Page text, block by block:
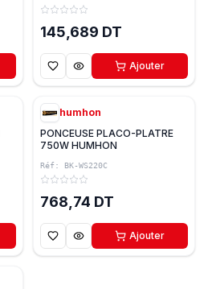
145,689 DT
Ajouter
humhon
PONCEUSE PLACO-PLATRE
750W HUMHON
Réf: BK-WS220C
768,74 DT
Ajouter